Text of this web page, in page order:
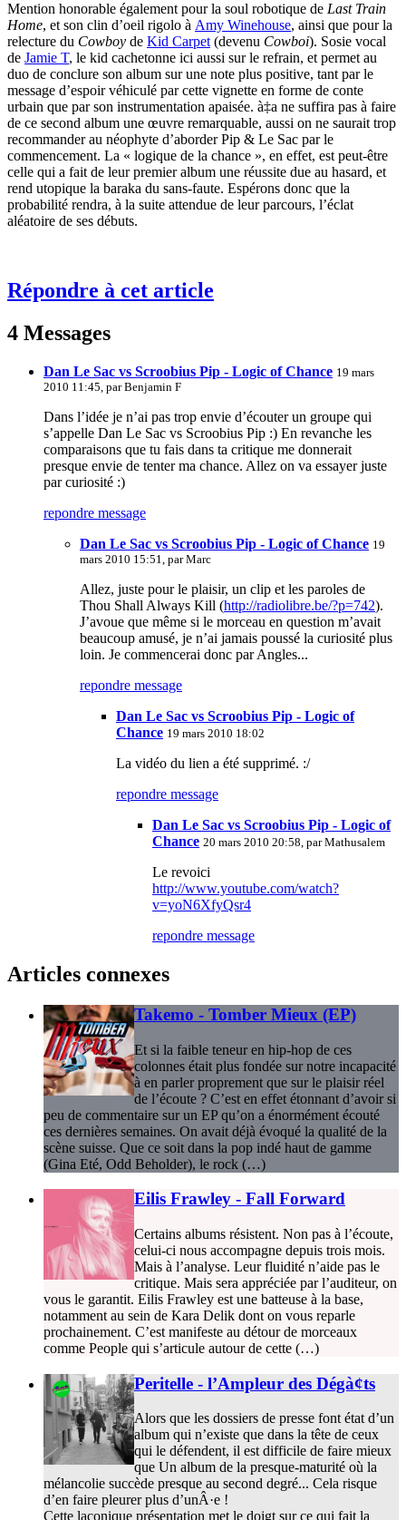
Mention honorable également pour la soul robotique de Last Train
Home, et son clin d’oeil rigolo à Amy Winehouse, ainsi que pour la
relecture du Cowboy de Kid Carpet (devenu Cowboi). Sosie vocal
de Jamie T, le kid cachetonne ici aussi sur le refrain, et permet au
duo de conclure son album sur une note plus positive, tant par le
message d’espoir véhiculé par cette vignette en forme de conte
urbain que par son instrumentation apaisée. à‡a ne suffira pas à faire
de ce second album une œuvre remarquable, aussi on ne saurait trop
recommander au néophyte d’aborder Pip & Le Sac par le
commencement. La « logique de la chance », en effet, est peut-être
celle qui a fait de leur premier album une réussite due au hasard, et
rend utopique la baraka du sans-faute. Espérons donc que la
probabilité rendra, à la suite attendue de leur parcours, l’éclat
aléatoire de ses débuts.
Répondre à cet article
4 Messages
Dan Le Sac vs Scroobius Pip - Logic of Chance 19 mars
2010 11:45, parBenjamin F
Dans l’idée je n’ai pas trop envie d’écouter un groupe qui
s’appelle Dan Le Sac vs Scroobius Pip :) En revanche les
comparaisons que tu fais dans ta critique me donnerait
presque envie de tenter ma chance. Allez on va essayer juste
par curiosité :)
repondre message
Dan Le Sac vs Scroobius Pip - Logic of Chance 19
mars 2010 15:51, parMarc
Allez, juste pour le plaisir, un clip et les paroles de
Thou Shall Always Kill (http://radiolibre.be/?p=742).
J’avoue que même si le morceau en question m’avait
beaucoup amusé, je n’ai jamais poussé la curiosité plus
loin. Je commencerai donc par Angles...
repondre message
Dan Le Sac vs Scroobius Pip - Logic of
Chance 19 mars 2010 18:02
La vidéo du lien a été supprimé. :/
repondre message
Dan Le Sac vs Scroobius Pip - Logic of
Chance 20 mars 2010 20:58, parMathusalem
Le revoici
http://www.youtube.com/watch?
v=yoN6XfyQsr4
repondre message
Articles connexes
Takemo - Tomber Mieux (EP)
Et si la faible teneur en hip-hop de ces
colonnes était plus fondée sur notre incapacité
à en parler proprement que sur le plaisir réel
de l’écoute ? C’est en effet étonnant d’avoir si
peu de commentaire sur un EP qu’on a énormément écouté
ces dernières semaines. On avait déjà évoqué la qualité de la
scène suisse. Que ce soit dans la pop indé haut de gamme
(Gina Eté, Odd Beholder), le rock (…)
Eilis Frawley - Fall Forward
Certains albums résistent. Non pas à l’écoute,
celui-ci nous accompagne depuis trois mois.
Mais à l’analyse. Leur fluidité n’aide pas le
critique. Mais sera appréciée par l’auditeur, on
vous le garantit. Eilis Frawley est une batteuse à la base,
notamment au sein de Kara Delik dont on vous reparle
prochainement. C’est manifeste au détour de morceaux
comme People qui s’articule autour de cette (…)
Peritelle - l’Ampleur des Dégà¢ts
Alors que les dossiers de presse font état d’un
album qui n’existe que dans la tête de ceux
qui le défendent, il est difficile de faire mieux
que Un album de la presque-maturité où la
mélancolie succède presque au second degré... Cela risque
d’en faire pleurer plus d’unÂ·e !
Cette laconique présentation met le doigt sur ce qui fait la